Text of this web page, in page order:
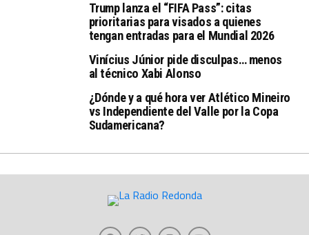
Trump lanza el “FIFA Pass”: citas
prioritarias para visados a quienes
tengan entradas para el Mundial 2026
Vinícius Júnior pide disculpas… menos
al técnico Xabi Alonso
¿Dónde y a qué hora ver Atlético Mineiro
vs Independiente del Valle por la Copa
Sudamericana?